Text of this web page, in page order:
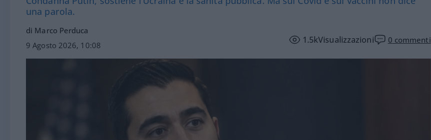
una parola.
di Marco Perduca
9 Agosto 2026, 10:08
1.5kVisualizzazioni 0 commenti